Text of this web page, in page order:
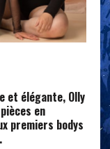
et élégante, Olly
en
premiers bodys